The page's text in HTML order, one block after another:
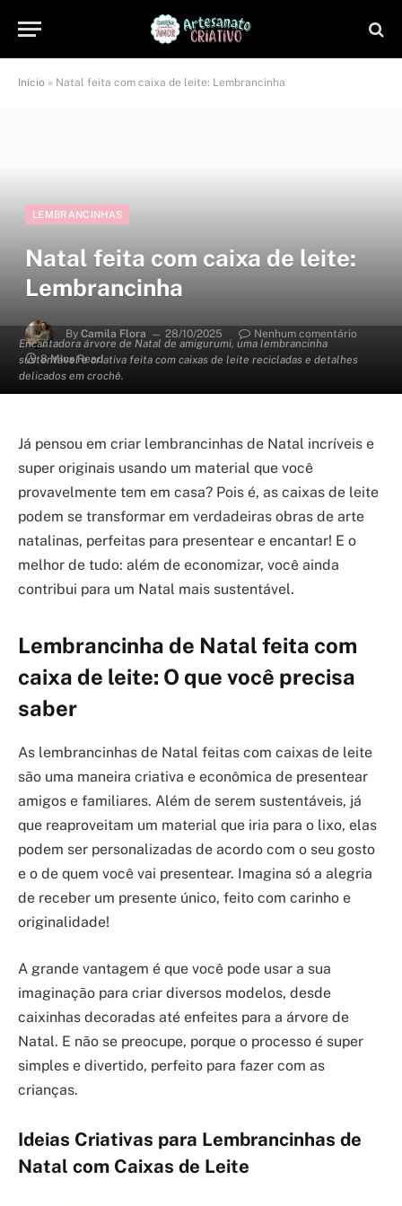
Início » Natal feita com caixa de leite: Lembrancinha
Encantadora árvore de Natal de amigurumi, uma lembrancinha
sustentável e criativa feita com caixas de leite recicladas e detalhes
delicados em crochê.
LEMBRANCINHAS
Natal feita com caixa de leite:
Lembrancinha
By Camila Flora 28/10/2025
Nenhum comentário
8 Mins Read
Já pensou em criar lembrancinhas de Natal incríveis e
super originais usando um material que você
provavelmente tem em casa? Pois é, as caixas de leite
podem se transformar em verdadeiras obras de arte
natalinas, perfeitas para presentear e encantar! E o
melhor de tudo: além de economizar, você ainda
contribui para um Natal mais sustentável.
Lembrancinha de Natal feita com
caixa de leite: O que você precisa
saber
As lembrancinhas de Natal feitas com caixas de leite
são uma maneira criativa e econômica de presentear
amigos e familiares. Além de serem sustentáveis, já
que reaproveitam um material que iria para o lixo, elas
podem ser personalizadas de acordo com o seu gosto
e o de quem você vai presentear. Imagina só a alegria
de receber um presente único, feito com carinho e
originalidade!
A grande vantagem é que você pode usar a sua
imaginação para criar diversos modelos, desde
caixinhas decoradas até enfeites para a árvore de
Natal. E não se preocupe, porque o processo é super
simples e divertido, perfeito para fazer com as
crianças.
Ideias Criativas para Lembrancinhas de
Natal com Caixas de Leite